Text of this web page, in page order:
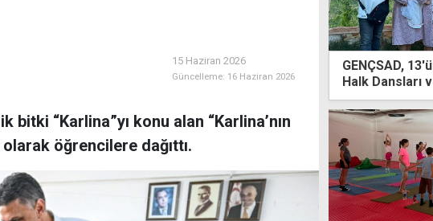
15 Haziran 2026
Güncelleme: 16 Haziran 2026
“Karlina”yı konu alan “Karlina’nın
öğrencilere dağıttı.
GENÇSAD,
Halk Dansları